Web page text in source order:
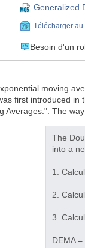
Generalized
Télécharger au
Besoin d'un
moving
first introduced in
Averages.". The
The
into a
1.
2.
3.
DEMA =